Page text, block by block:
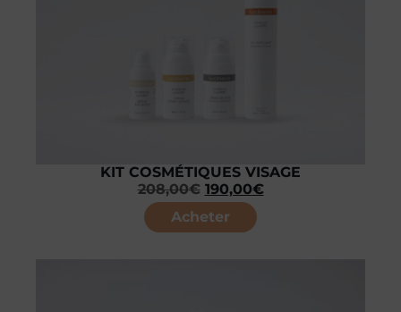
KIT COSMÉTIQUES VISAGE
208,00€ 190,00€
Acheter